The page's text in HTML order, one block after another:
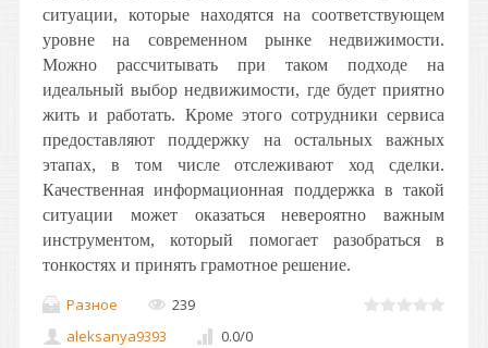
ситуации, которые находятся на соответствующем
уровне на современном рынке недвижимости.
Можно рассчитывать при таком подходе на
идеальный выбор недвижимости, где будет приятно
жить и работать. Кроме этого сотрудники сервиса
предоставляют поддержку на остальных важных
этапах, в том числе отслеживают ход сделки.
Качественная информационная поддержка в такой
ситуации может оказаться невероятно важным
инструментом, который помогает разобраться в
тонкостях и принять грамотное решение.
Разное
239
aleksanya9393
0.0/0